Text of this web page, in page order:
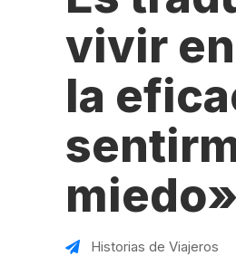
Working Holidays
Malta
Reino Unido
Suecia
VER TODAS LAS
vivir
la
miedo»
Historias de Viajeros